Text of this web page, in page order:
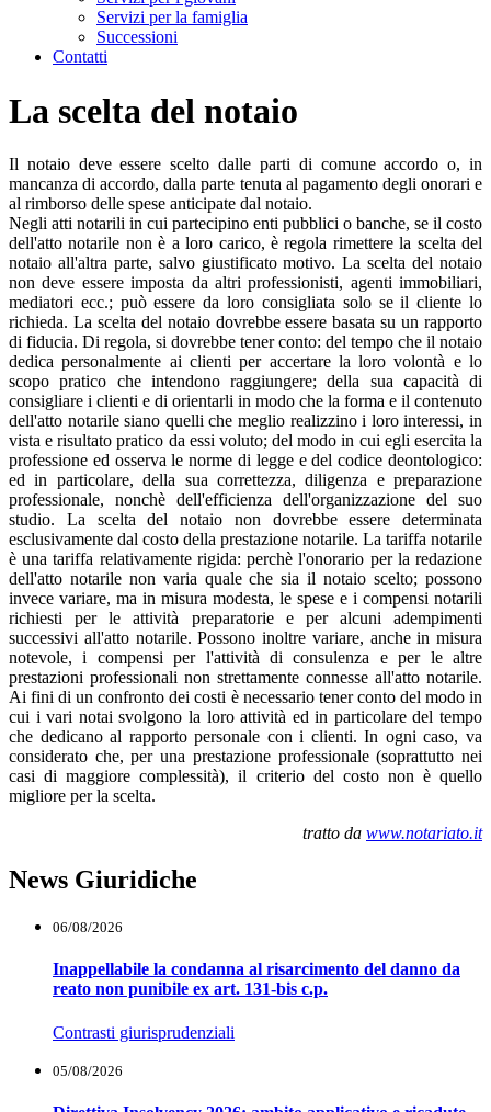
Servizi per la famiglia
Successioni
Contatti
La scelta del notaio
Il notaio deve essere scelto dalle parti di comune accordo o, in
mancanza di accordo, dalla parte tenuta al pagamento degli onorari e
al rimborso delle spese anticipate dal notaio.
Negli atti notarili in cui partecipino enti pubblici o banche, se il costo
dell'atto notarile non è a loro carico, è regola rimettere la scelta del
notaio all'altra parte, salvo giustificato motivo. La scelta del notaio
non deve essere imposta da altri professionisti, agenti immobiliari,
mediatori ecc.; può essere da loro consigliata solo se il cliente lo
richieda. La scelta del notaio dovrebbe essere basata su un rapporto
di fiducia. Di regola, si dovrebbe tener conto: del tempo che il notaio
dedica personalmente ai clienti per accertare la loro volontà e lo
scopo pratico che intendono raggiungere; della sua capacità di
consigliare i clienti e di orientarli in modo che la forma e il contenuto
dell'atto notarile siano quelli che meglio realizzino i loro interessi, in
vista e risultato pratico da essi voluto; del modo in cui egli esercita la
professione ed osserva le norme di legge e del codice deontologico:
ed in particolare, della sua correttezza, diligenza e preparazione
professionale, nonchè dell'efficienza dell'organizzazione del suo
studio. La scelta del notaio non dovrebbe essere determinata
esclusivamente dal costo della prestazione notarile. La tariffa notarile
è una tariffa relativamente rigida: perchè l'onorario per la redazione
dell'atto notarile non varia quale che sia il notaio scelto; possono
invece variare, ma in misura modesta, le spese e i compensi notarili
richiesti per le attività preparatorie e per alcuni adempimenti
successivi all'atto notarile. Possono inoltre variare, anche in misura
notevole, i compensi per l'attività di consulenza e per le altre
prestazioni professionali non strettamente connesse all'atto notarile.
Ai fini di un confronto dei costi è necessario tener conto del modo in
cui i vari notai svolgono la loro attività ed in particolare del tempo
che dedicano al rapporto personale con i clienti. In ogni caso, va
considerato che, per una prestazione professionale (soprattutto nei
casi di maggiore complessità), il criterio del costo non è quello
migliore per la scelta.
tratto da www.notariato.it
News Giuridiche
06/08/2026
Inappellabile la condanna al risarcimento del danno da
reato non punibile ex art. 131-bis c.p.
Contrasti giurisprudenziali
05/08/2026